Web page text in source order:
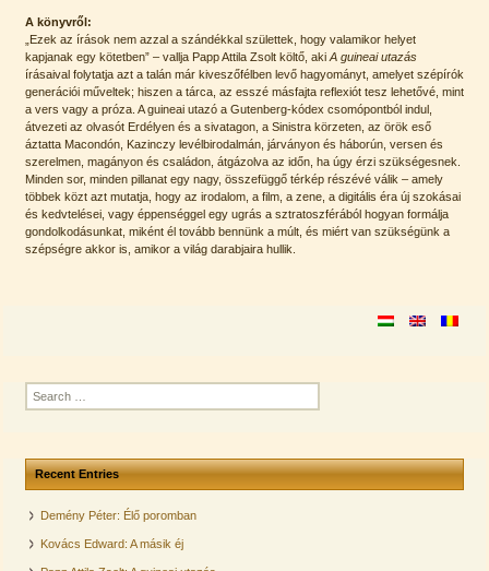
A könyvről:
„Ezek az írások nem azzal a szándékkal születtek, hogy valamikor helyet
kapjanak egy kötetben” – vallja Papp Attila Zsolt költő, aki A guineai utazás
írásaival folytatja azt a talán már kiveszőfélben levő hagyományt, amelyet szépírók
generációi műveltek; hiszen a tárca, az esszé másfajta reflexiót tesz lehetővé, mint
a vers vagy a próza. A guineai utazó a Gutenberg-kódex csomópontból indul,
átvezeti az olvasót Erdélyen és a sivatagon, a Sinistra körzeten, az örök eső
áztatta Macondón, Kazinczy levélbirodalmán, járványon és háborún, versen és
szerelmen, magányon és családon, átgázolva az időn, ha úgy érzi szükségesnek.
Minden sor, minden pillanat egy nagy, összefüggő térkép részévé válik – amely
többek közt azt mutatja, hogy az irodalom, a film, a zene, a digitális éra új szokásai
és kedvtelései, vagy éppenséggel egy ugrás a sztratoszférából hogyan formálja
gondolkodásunkat, miként él tovább bennünk a múlt, és miért van szükségünk a
szépségre akkor is, amikor a világ darabjaira hullik.
e
c
o
Recent Entries
Demény Péter: Élő poromban
Kovács Edward: A másik éj